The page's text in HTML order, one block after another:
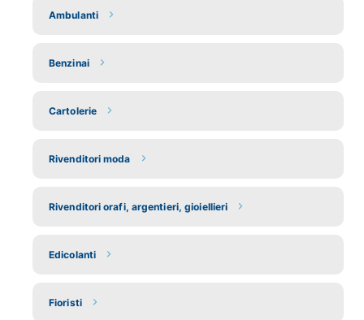
Ambulanti
Benzinai
Cartolerie
Rivenditori moda
Rivenditori orafi, argentieri, gioiellieri
Edicolanti
Fioristi